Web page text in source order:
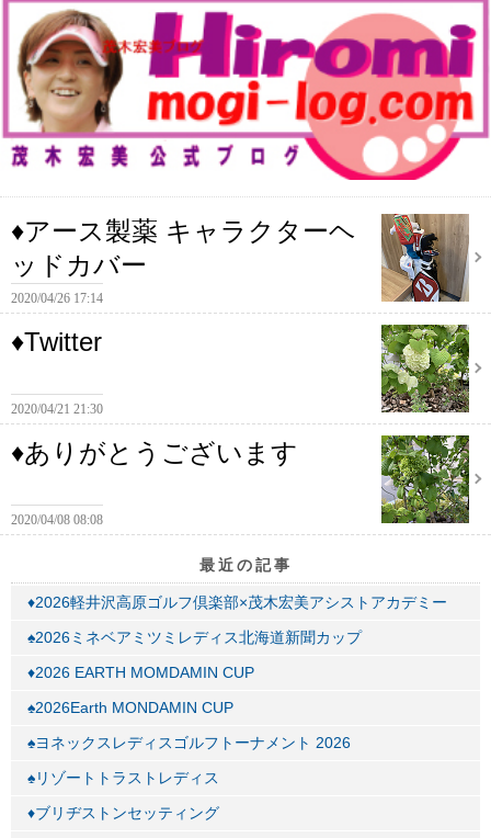
♦アース製薬 キャラクターヘ
ッドカバー
2020/04/26 17:14
♦Twitter
2020/04/21 21:30
♦ありがとうございます
2020/04/08 08:08
最近の記事
♦2026軽井沢高原ゴルフ倶楽部×茂木宏美アシストアカデミー
♠2026ミネベアミツミレディス北海道新聞カップ
♦2026 EARTH MOMDAMIN CUP
♠2026Earth MONDAMIN CUP
♠ヨネックスレディスゴルフトーナメント 2026
♠リゾートトラストレディス
♦ブリヂストンセッティング